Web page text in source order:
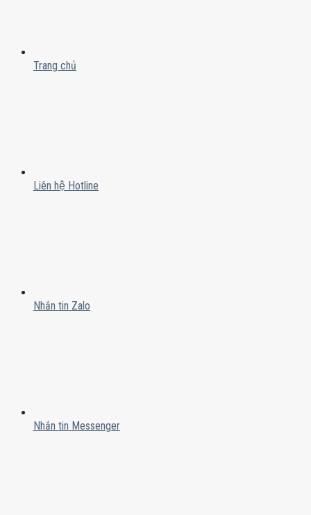
Trang chủ
Liên hệ Hotline
Nhắn tin Zalo
Nhắn tin Messenger